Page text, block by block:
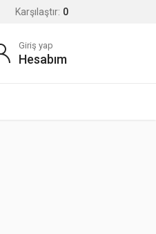
Karşılaştır: 0
Giriş yap
Hesabım